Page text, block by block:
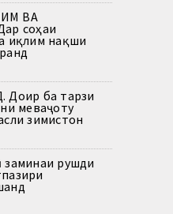
ВА
соҳаи
иқлим нақши
Доир ба тарзи
меваҷоту
зимистон
заминаи рушди